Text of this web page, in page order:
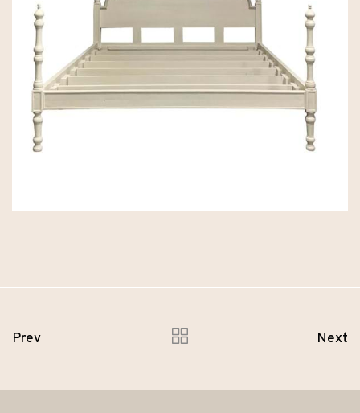
Prev Next